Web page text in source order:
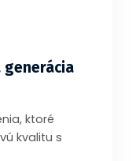
generácia
ktoré
kvalitu s